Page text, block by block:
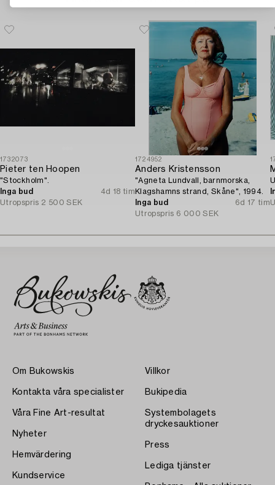
1732073
Pieter ten Hoopen
"Stockholm".
Inga bud
4d 18 tim
Utropspris 2 500 SEK
1724952
Anders Kristensson
"Agneta Lundvall, barnmorska,
Klagshamns strand, Skåne", 1994.
Inga bud
6d 17 tim
Utropspris 6 000 SEK
Om Bukowskis
Kontakta våra specialister
Våra Fine Art-resultat
Nyheter
Hemvärdering
Kundservice
Villkor
Bukipedia
Systembolagets
dryckesauktioner
Press
Lediga tjänster